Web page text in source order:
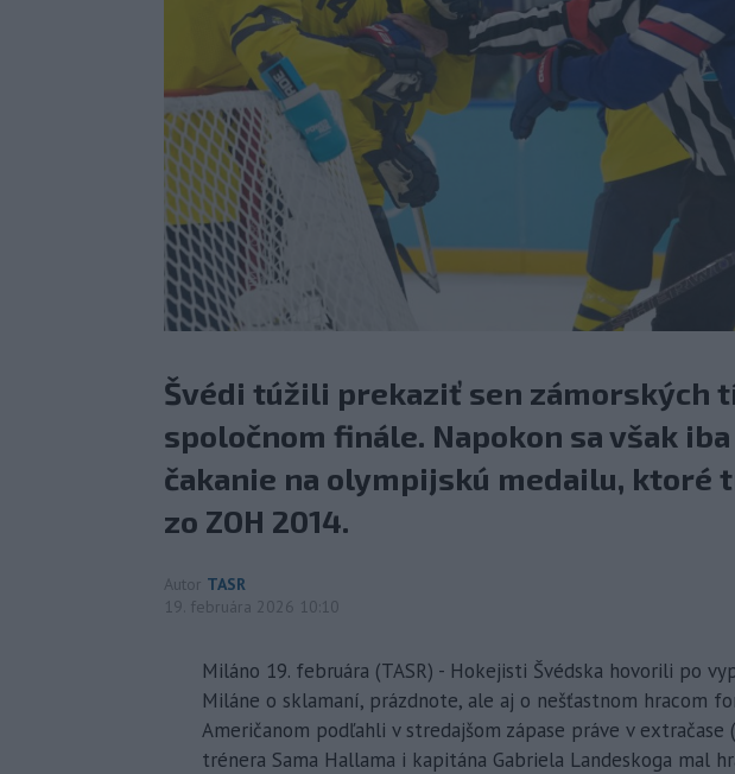
Švédi túžili prekaziť sen zámorských
spoločnom finále. Napokon sa však
čakanie na olympijskú medailu, ktoré
zo ZOH 2014.
Autor TASR
19. februára 2026 10:10
Miláno 19. februára (TASR) - Hokejisti Švédska hovorili po
Miláne o sklamaní, prázdnote, ale aj o nešťastnom hracom
Američanom podľahli v stredajšom zápase práve v
trénera Sama Hallama i kapitána Gabriela Landeskoga mal